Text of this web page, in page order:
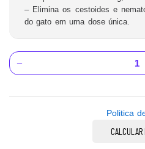
– Elimina os cestoides e
do gato em uma dose única.
Politica
CALCULAR